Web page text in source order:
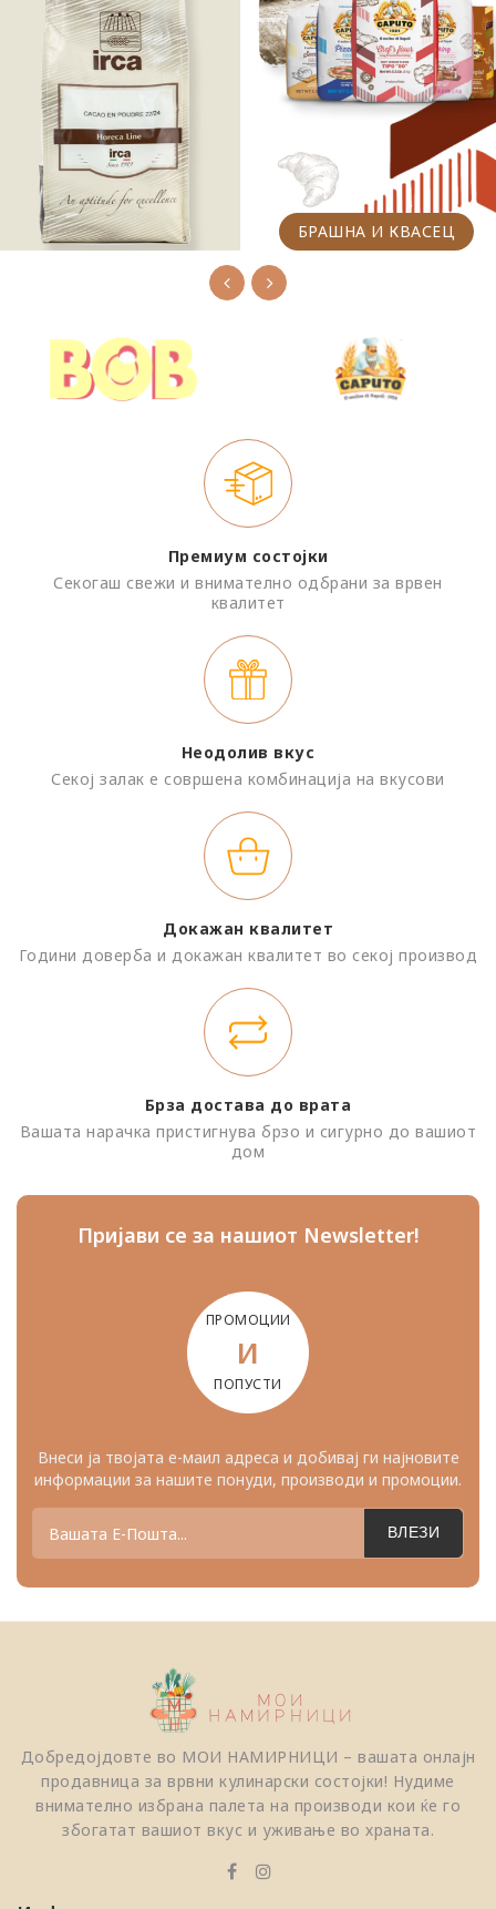
БРАШНА И КВАСЕЦ
Премиум состојки
Секогаш свежи и внимателно одбрани за врвен
квалитет
Неодолив вкус
Секој залак е совршена комбинација на вкусови
Докажан квалитет
Години доверба и докажан квалитет во секој производ
Брза достава до врата
Вашата нарачка пристигнува брзо и сигурно до вашиот
дом
Пријави се за нашиот Newsletter!
ПРОМОЦИИ
И
ПОПУСТИ
Внеси ја твојата е-маил адреса и добивај ги најновите
информации за нашите понуди, производи и промоции.
ВЛЕЗИ
Добредојдовте во МОИ НАМИРНИЦИ – вашата онлајн
продавница за врвни кулинарски состојки! Нудиме
внимателно избрана палета на производи кои ќе го
збогатат вашиот вкус и уживање во храната.